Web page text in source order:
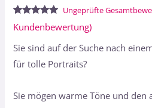
Bewertet
mit5.00
basierend
1
Kundenbewertung
Ungeprüfte
Kundenbewertung)
Sie sind auf der Suche nach
für tolle Portraits?
Sie mögen warme Töne und den